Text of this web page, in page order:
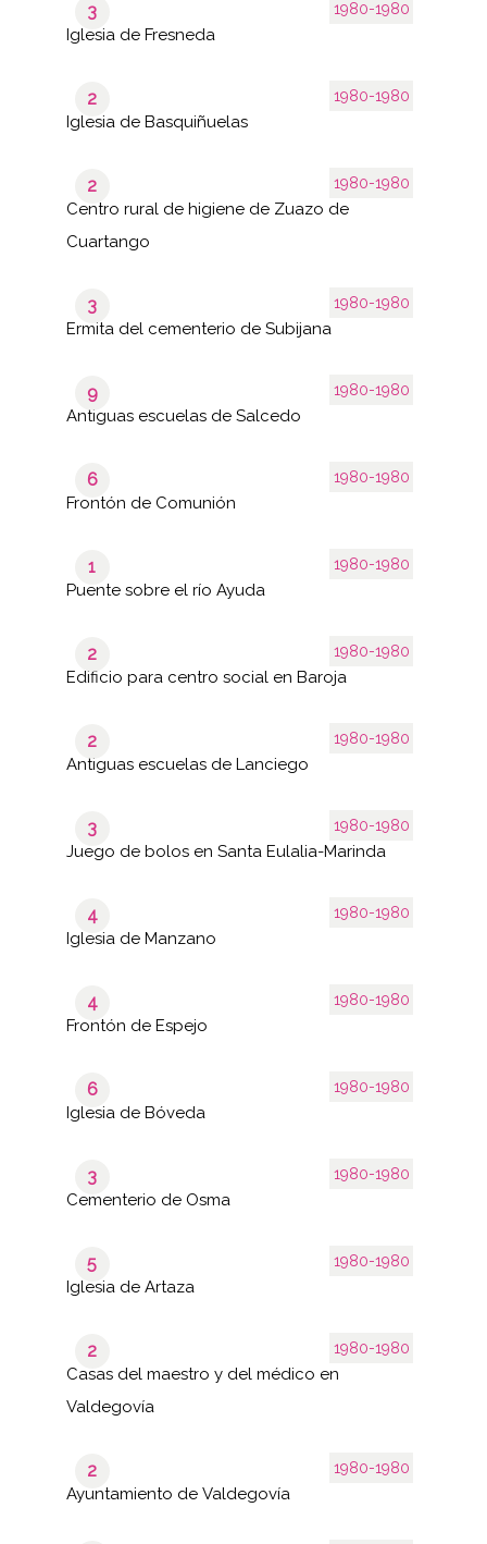
1980-1980
3
Iglesia de Fresneda
1980-1980
2
Iglesia de Basquiñuelas
1980-1980
2
Centro rural de higiene de Zuazo de
Cuartango
1980-1980
3
Ermita del cementerio de Subijana
1980-1980
9
Antiguas escuelas de Salcedo
1980-1980
6
Frontón de Comunión
1980-1980
1
Puente sobre el río Ayuda
1980-1980
2
Edificio para centro social en Baroja
1980-1980
2
Antiguas escuelas de Lanciego
1980-1980
3
Juego de bolos en Santa Eulalia-Marinda
1980-1980
4
Iglesia de Manzano
1980-1980
4
Frontón de Espejo
1980-1980
6
Iglesia de Bóveda
1980-1980
3
Cementerio de Osma
1980-1980
5
Iglesia de Artaza
1980-1980
2
Casas del maestro y del médico en
Valdegovía
1980-1980
2
Ayuntamiento de Valdegovía